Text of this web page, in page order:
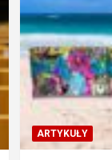
ARTYKUŁY